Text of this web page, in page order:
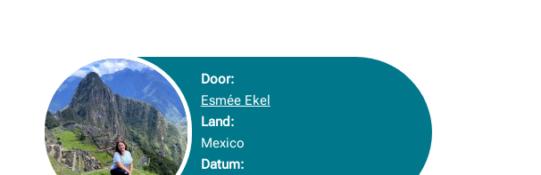
Door:
Esmée Ekel
Land:
Mexico
Datum: